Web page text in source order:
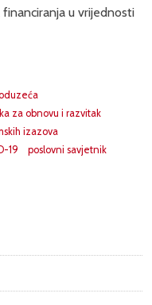
u vrijednosti
za obnovu i razvitak
izazova
19
poslovni savjetnik